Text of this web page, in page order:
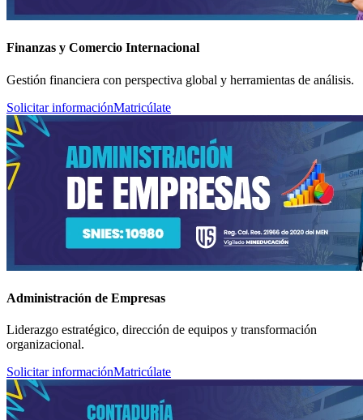
Finanzas y Comercio Internacional
Gestión financiera con perspectiva global y herramientas de análisis.
Solicitar informaciónMatricúlate
Administración de Empresas
Liderazgo estratégico, dirección de equipos y transformación
organizacional.
Solicitar informaciónMatricúlate